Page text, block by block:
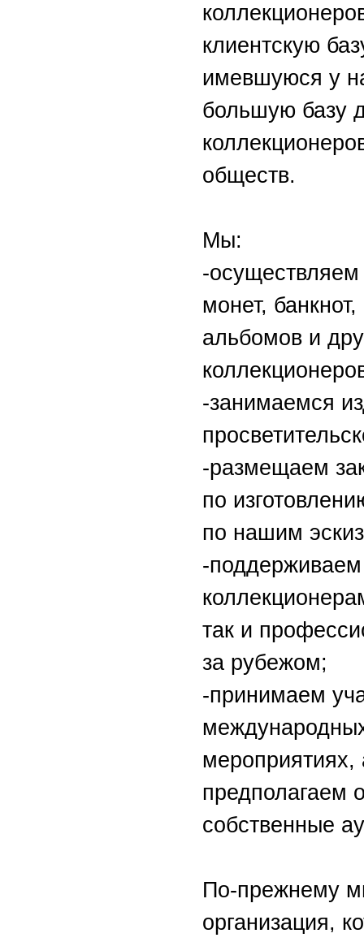
клиентскую
имевшуюся у
большую базу
обществ.
Мы:
-осуществляем
монет, банкнот,
альбомов и
-занимаемся
-размещаем
по
по нашим
-
так и
за рубежом;
-принимаем
мероприятиях,
предполагаем
собственные
По-прежнему
организация,